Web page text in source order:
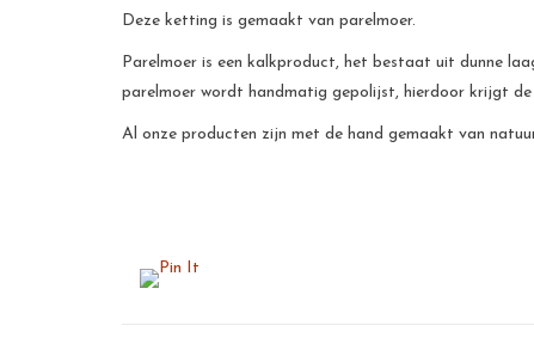
Deze ketting is gemaakt van parelmoer.
Parelmoer is een kalkproduct, het bestaat uit dunne
parelmoer wordt handmatig gepolijst, hierdoor krijgt de
Al onze producten zijn met de hand gemaakt van